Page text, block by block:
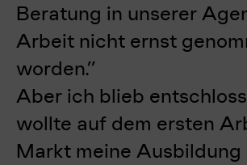
Beratung in unserer
Arbeit nicht ernst
worden.”
Aber ich blieb
wollte auf dem ersten
Markt meine Ausbildung